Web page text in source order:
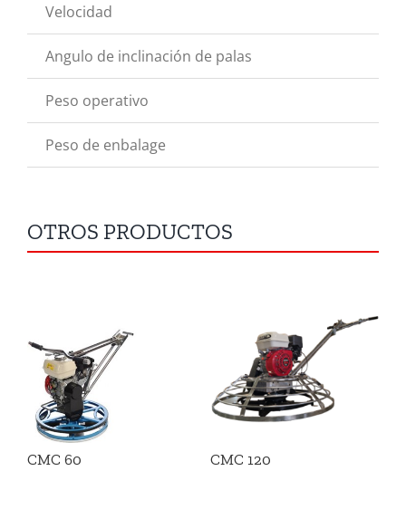
Velocidad
Angulo de inclinación de palas
Peso operativo
Peso de enbalage
OTROS PRODUCTOS
CMC 60 CMC 120